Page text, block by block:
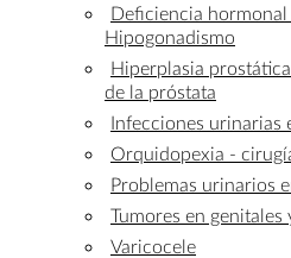
Deficiencia
Hipogonadismo
Hiperplasia
de la próstata
Infecciones urinarias
Orquidopexia -
Problemas urinarios
Tumores en
Varicocele